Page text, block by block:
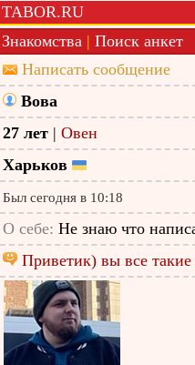
TABOR.RU
Знакомства | Поиск анкет
Написать сообщение
Вова
27 лет | Овен
Харьков
Был сегодня в 10:18
О себе: Не знаю что
Приветик) вы все